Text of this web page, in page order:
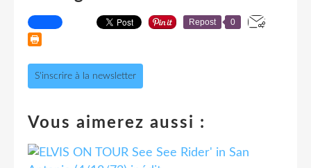
Repost 0
S'inscrire à la newsletter
Vous aimerez aussi :